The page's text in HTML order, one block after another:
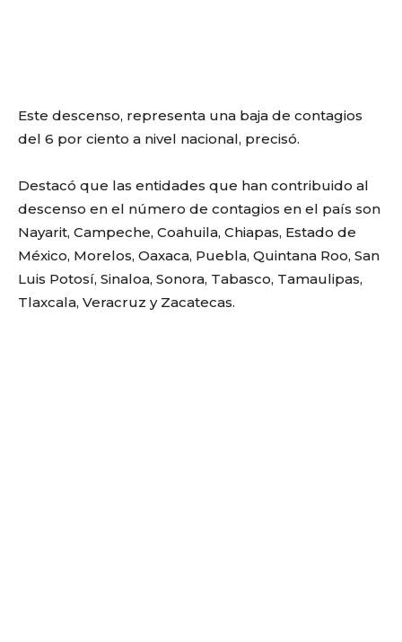
Este descenso, representa una baja de contagios
del 6 por ciento a nivel nacional, precisó.
Destacó que las entidades que han contribuido al
descenso en el número de contagios en el país son
Nayarit, Campeche, Coahuila, Chiapas, Estado de
México, Morelos, Oaxaca, Puebla, Quintana Roo, San
Luis Potosí, Sinaloa, Sonora, Tabasco, Tamaulipas,
Tlaxcala, Veracruz y Zacatecas.